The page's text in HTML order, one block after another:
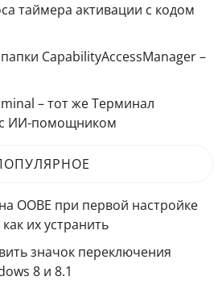
таймера активации с кодом
CapabilityAccessManager –
– тот же Терминал
ИИ-помощником
OOBE при первой настройке
их устранить
значок переключения
8 и 8.1